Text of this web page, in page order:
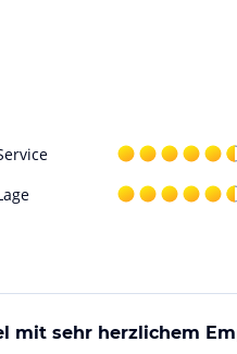
mit sehr herzlichem